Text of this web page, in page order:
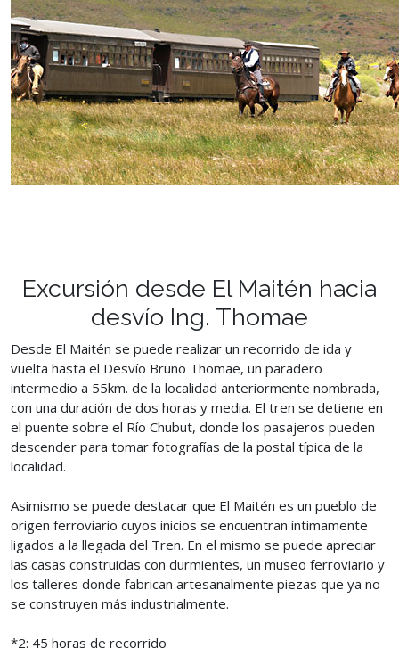
Excursión desde El Maitén hacia
desvío Ing. Thomae
Desde El Maitén se puede realizar un recorrido de ida y
vuelta hasta el Desvío Bruno Thomae, un paradero
intermedio a 55km. de la localidad anteriormente nombrada,
con una duración de dos horas y media. El tren se detiene en
el puente sobre el Río Chubut, donde los pasajeros pueden
descender para tomar fotografías de la postal típica de la
localidad.
Asimismo se puede destacar que El Maitén es un pueblo de
origen ferroviario cuyos inicios se encuentran íntimamente
ligados a la llegada del Tren. En el mismo se puede apreciar
las casas construidas con durmientes, un museo ferroviario y
los talleres donde fabrican artesanalmente piezas que ya no
se construyen más industrialmente.
*2: 45 horas de recorrido